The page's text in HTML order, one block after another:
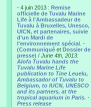
- 4 juin 2013 : Remise
officielle de Tuvalu Marine
Life à l'Ambassadeur de
Tuvalu à Bruxelles, Unesco,
UICN, et partenaires, suivie
d'un Mardi de
l'environnement spécial . -
(Communiqué et Dossier de
presse) / June 4th, 2013:
Alofa Tuvalu hands the
Tuvalu Marine Life
publication to Tine Leuelu,
Ambassador of Tuvalu to
Belgium, to IUCN, UNESCO
and its partners, at the
tropical aquarium in Paris. -
Press release